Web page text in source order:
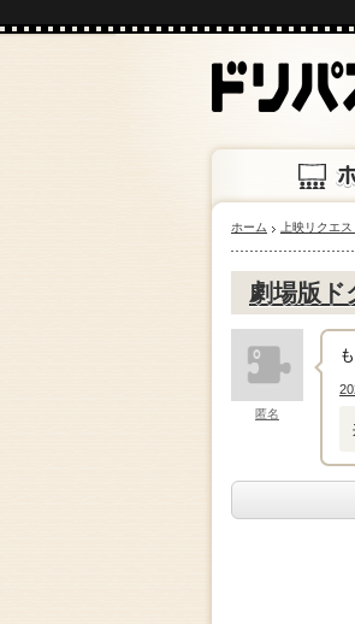
ホーム
ホーム 上映リクエス
劇場版ド
匿名